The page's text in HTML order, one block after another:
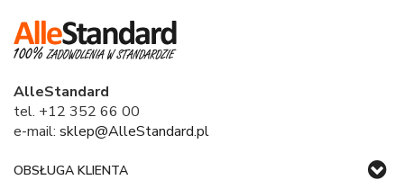
AlleStandard
tel. +12 352 66 00
e-mail: sklep@AlleStandard.pl
OBSŁUGA KLIENTA